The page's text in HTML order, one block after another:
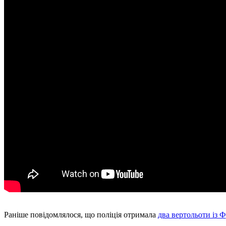
Раніше повідомлялося, що поліція отримала два вертольоти із